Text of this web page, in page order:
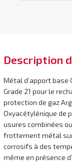
Description
Métal d’apport
Grade 21 pour le
protection de gaz
Oxyacétylénique de
usures combinées
frottement métal
corrosifs à des
même en présence